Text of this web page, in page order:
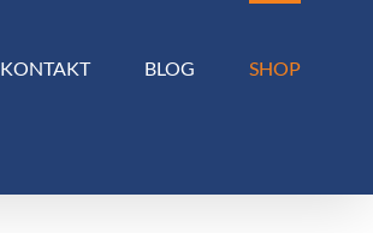
KONTAKT BLOG SHOP